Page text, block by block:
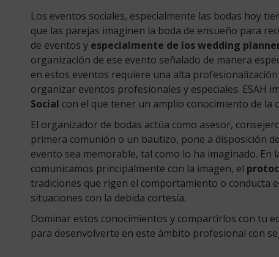
Los eventos sociales, especialmente las bodas hoy
que las parejas imaginen la boda de ensueño para
de eventos y especialmente de los wedding
organización de ese evento señalado de manera
en estos eventos requiere una alta
organizar eventos profesionales y especiales. ESAH
Social con el que tener un amplio conocimiento de la
El organizador de bodas actúa como asesor,
primera comunión o un bautizo, pone a disposición
evento sea memorable, tal como lo ha imaginado.
comunicamos principalmente con la imagen, el
tradiciones que rigen el comportamiento o conducta
situaciones con la debida cortesía.
Dominar estos conocimientos y compartirlos con tu
para desenvolverte en este ámbito profesional con